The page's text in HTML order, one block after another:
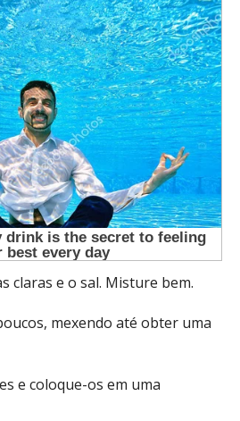
claras e o sal. Misture bem.
mexendo até obter uma
e coloque-os em uma